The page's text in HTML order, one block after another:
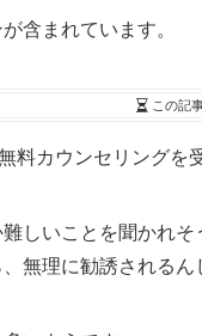
含まれています。
この記
料カウンセリングを
しいことを聞かれそ
、無理に勧誘される